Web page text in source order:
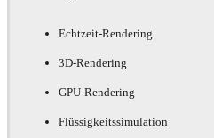
Echtzeit-Rendering
3D-Rendering
GPU-Rendering
Flüssigkeitssimulation